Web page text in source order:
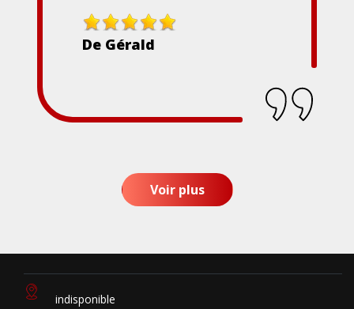
De Gérald
Voir plus
indisponible